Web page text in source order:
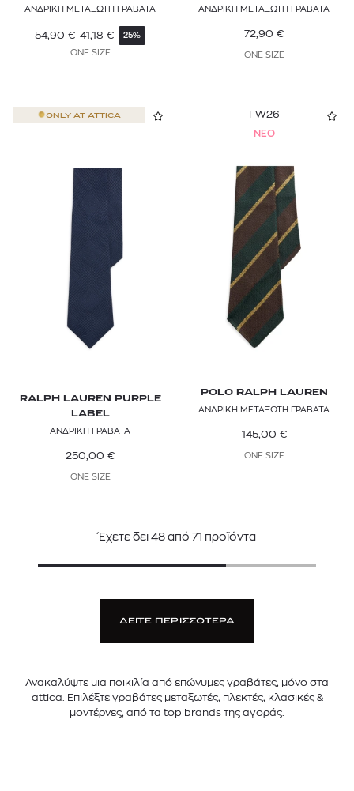
ΑΝΔΡΙΚΗ ΜΕΤΑΞΩΤΗ ΓΡΑΒΑΤΑ
54,90 € 41,18 € 25%
ONE SIZE
ΑΝΔΡΙΚΗ ΜΕΤΑΞΩΤΗ ΓΡΑΒΑΤΑ
72,90 €
ONE SIZE
ONLY AT ATTICA
RALPH LAUREN PURPLE
LABEL
ΑΝΔΡΙΚΗ ΓΡΑΒΑΤΑ
250,00 €
ONE SIZE
FW26
NEO
POLO RALPH LAUREN
ΑΝΔΡΙΚΗ ΜΕΤΑΞΩΤΗ ΓΡΑΒΑΤΑ
145,00 €
ONE SIZE
Έχετε δει 48από 71 προϊόντα
ΔΕΙΤΕ ΠΕΡΙΣΣΟΤΕΡΑ
Ανακαλύψτε μια ποικιλία από επώνυμες γραβάτες, μόνο στα
attica. Επιλέξτε γραβάτες μεταξωτές, πλεκτές, κλασικές &
μοντέρνες, από τα top brands της αγοράς.